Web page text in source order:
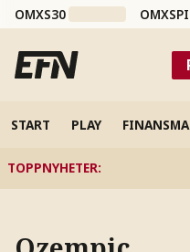
OMXS30 OMXSPI
START PLAY
TOPPNYHETER: